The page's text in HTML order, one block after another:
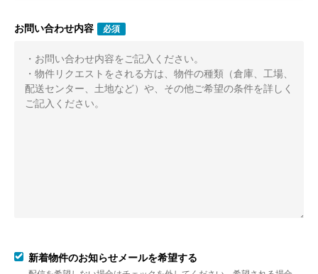
お問い合わせ内容 必須
新着物件のお知らせメールを希望する